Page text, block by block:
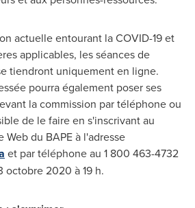
actuelle entourant la COVID-19 et
applicables, les séances de
tiendront uniquement en ligne.
pourra également poser ses
la commission par téléphone ou
de le faire en s'inscrivant au
du BAPE à l'adresse
et par téléphone au 1 800 463-4732
octobre 2020 à 19 h.